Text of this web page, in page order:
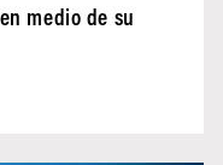
medio de su